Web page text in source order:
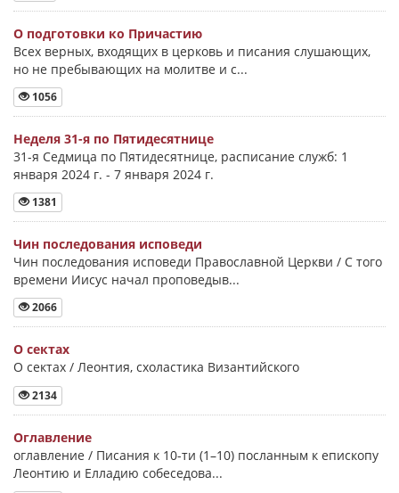
О подготовки ко Причастию
Всех верных, входящих в церковь и писания слушающих,
но не пребывающих на молитве и с...
1056
Неделя 31-я по Пятидесятнице
31-я Седмица по Пятидесятнице, расписание служб: 1
января 2024 г. - 7 января 2024 г.
1381
Чин последования исповеди
Чин последования исповеди Православной Церкви / С того
времени Иисус начал проповедыв...
2066
О сектах
О сектах / Леонтия, схоластика Византийского
2134
Оглавление
оглавление / Писания к 10-ти (1–10) посланным к епископу
Леонтию и Елладию собеседова...